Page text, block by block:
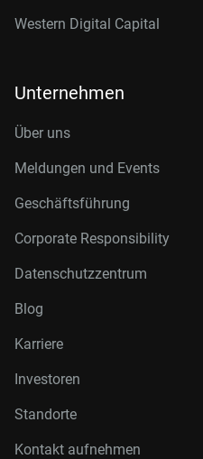
Western Digital Capital
Unternehmen
Über uns
Meldungen und Events
Geschäftsführung
Corporate Responsibility
Datenschutzzentrum
Blog
Karriere
Investoren
Standorte
Kontakt aufnehmen